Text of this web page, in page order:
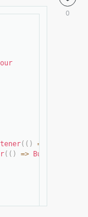
0
( ( ) =>
( ( ) => Buttonclicked
Скопировать